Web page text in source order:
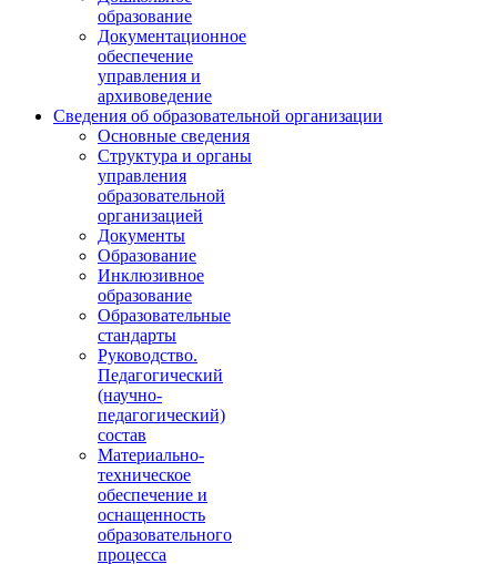
образование
Документационное
обеспечение
управления и
архивоведение
Сведения об образовательной организации
Основные сведения
Структура и органы
управления
образовательной
организацией
Документы
Образование
Инклюзивное
образование
Образовательные
стандарты
Руководство.
Педагогический
(научно-
педагогический)
состав
Материально-
техническое
обеспечение и
оснащенность
образовательного
процесса